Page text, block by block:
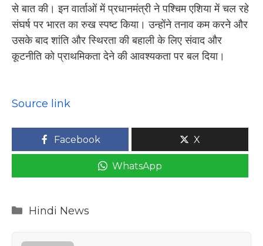
से बात की। इन वार्ताओं में प्रधानमंत्री ने पश्चिम एशिया में चल रहे
संघर्ष पर भारत का रुख स्पष्ट किया। उन्होंने तनाव कम करने और
उसके बाद शांति और स्थिरता की बहाली के लिए संवाद और
कूटनीति को प्राथमिकता देने की आवश्यकता पर बल दिया।
Source link
Facebook X
WhatsApp
Categories
Hindi News